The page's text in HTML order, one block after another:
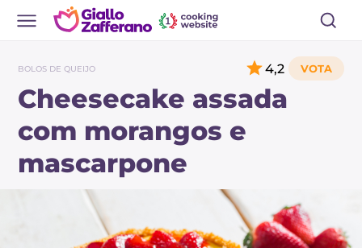
BOLOS DE QUEIJO
Cheesecake assada
com morangos e
mascarpone
4,2